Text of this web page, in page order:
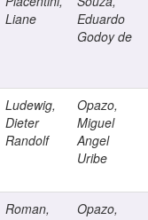
Liane
Eduardo
Godoy de
Ludewig,
Dieter
Randolf
Opazo,
Miguel
Angel
Uribe
Roman,
Opazo,